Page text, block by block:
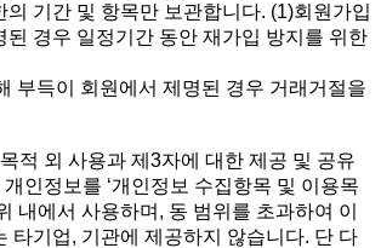
의기간및항목만보관합니다.(1)회원가입
된경우일정기간동안재가입방지를위한
부득이회원에서제명된경우거래거절을
적외사용과제3자에대한제공및공유
인정보를‘개인정보수집항목및이용목
내에서사용하며,동범위를초과하여이
타기업,기관에제공하지않습니다.단다